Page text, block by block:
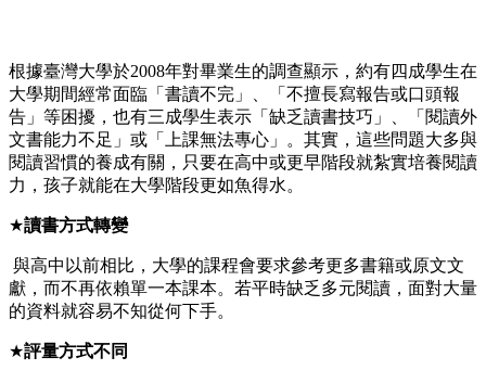
根據臺灣大學於2008年對畢業生的調查顯示，約有四成學生在
大學期間經常面臨「書讀不完」、「不擅長寫報告或口頭報
告」等困擾，也有三成學生表示「缺乏讀書技巧」、「閱讀外
文書能力不足」或「上課無法專心」。其實，這些問題大多與
閱讀習慣的養成有關，只要在高中或更早階段就紮實培養閱讀
力，孩子就能在大學階段更如魚得水。
★讀書方式轉變
與高中以前相比，大學的課程會要求參考更多書籍或原文文
獻，而不再依賴單一本課本。若平時缺乏多元閱讀，面對大量
的資料就容易不知從何下手。
★評量方式不同